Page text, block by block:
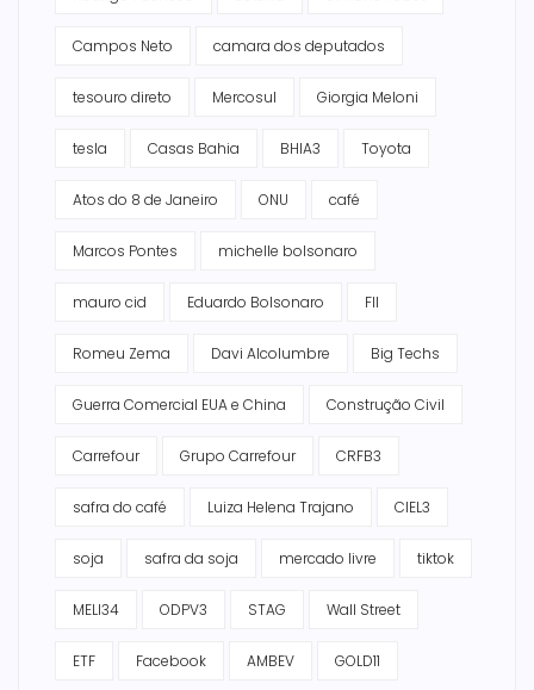
Campos Neto camara dos deputados
tesouro direto Mercosul Giorgia Meloni
tesla Casas Bahia BHIA3 Toyota
Atos do 8 de Janeiro ONU café
Marcos Pontes michelle bolsonaro
mauro cid Eduardo Bolsonaro FII
Romeu Zema Davi Alcolumbre Big Techs
Guerra Comercial EUA e China Construção Civil
Carrefour Grupo Carrefour CRFB3
safra do café Luiza Helena Trajano CIEL3
soja safra da soja mercado livre tiktok
MELI34 ODPV3 STAG Wall Street
ETF Facebook AMBEV GOLD11